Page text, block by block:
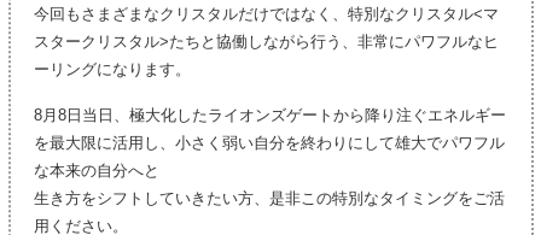
今回もさまざまなクリスタルだけではなく、特別なクリスタル<マ
スタークリスタル>たちと協働しながら行う、非常にパワフルなヒ
ーリングになります。
8月8日当日、極大化したライオンズゲートから降り注ぐエネルギー
を最大限に活用し、小さく弱い自分を終わりにして雄大でパワフル
な本来の自分へと
生き方をシフトしていきたい方、是非この特別なタイミングをご活
用ください。